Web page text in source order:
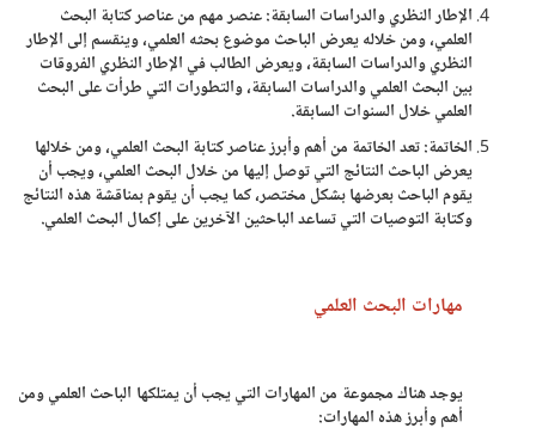
الإطار النظري والدراسات السابقة: عنصر مهم من عناصر كتابة البحث
العلمي، ومن خلاله يعرض الباحث موضوع بحثه العلمي، وينقسم إلى الإطار
النظري والدراسات السابقة، ويعرض الطالب في الإطار النظري الفروقات
بين البحث العلمي والدراسات السابقة، والتطورات التي طرأت على البحث
العلمي خلال السنوات السابقة.
الخاتمة: تعد الخاتمة من أهم وأبرز عناصر كتابة البحث العلمي، ومن خلالها
يعرض الباحث النتائج التي توصل إليها من خلال البحث العلمي، ويجب أن
يقوم الباحث بعرضها بشكل مختصر، كما يجب أن يقوم بمناقشة هذه النتائج
وكتابة التوصيات التي تساعد الباحثين الآخرين على إكمال البحث العلمي.
مهارات البحث العلمي
يوجد هناك مجموعة من المهارات التي يجب أن يمتلكها الباحث العلمي ومن
أهم وأبرز هذه المهارات: